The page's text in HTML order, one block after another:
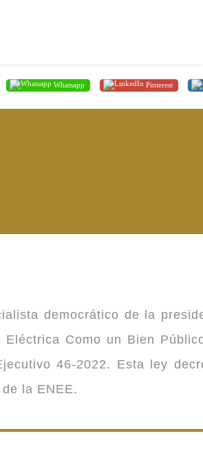
Whatsapp Pinterest
democrático de la
Como un Bien
46-2022. Esta ley
la ENEE.